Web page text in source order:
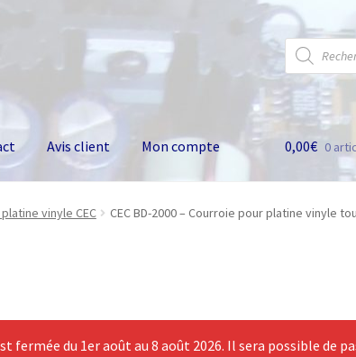
Recherche
de
produits
Avis client Mon compte 0,00€ 0
vinyle CEC CEC BD-2000 – Courroie pour platine vinyle
fermée du 1er août au 8 août 2026. Il sera possible de